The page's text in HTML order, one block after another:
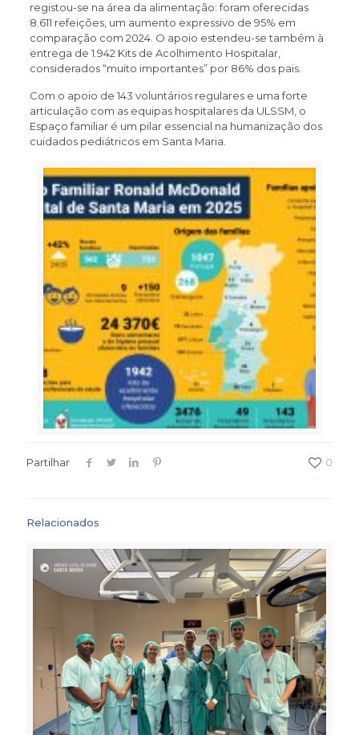
registou-se na área da alimentação: foram oferecidas
8.611 refeições, um aumento expressivo de 95% em
comparação com 2024. O apoio estendeu-se também à
entrega de 1.942 Kits de Acolhimento Hospitalar,
considerados “muito importantes” por 86% dos pais.
Com o apoio de 143 voluntários regulares e uma forte
articulação com as equipas hospitalares da ULSSM, o
Espaço familiar é um pilar essencial na humanização dos
cuidados pediátricos em Santa Maria.
Partilhar 0
Relacionados